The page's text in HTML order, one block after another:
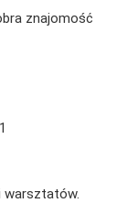
znajomość
warsztatów.